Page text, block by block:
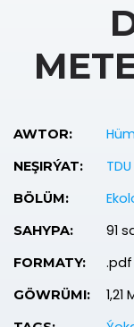
AWTOR:
NEŞIRÝAT: TDU
BÖLÜM:
SAHYPA: 91
FORMATY: .pdf
GÖWRÜMI: 1,21